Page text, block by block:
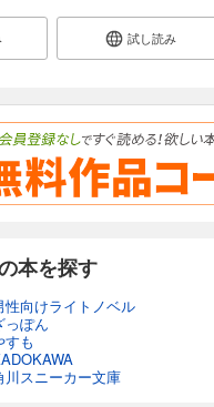
試し読み
本を探す
性向けライトノベル
っぽん
すも
川スニーカー文庫